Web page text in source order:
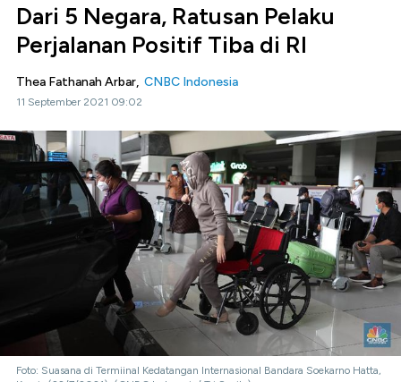
Dari 5 Negara, Ratusan Pelaku
Perjalanan Positif Tiba di RI
Thea Fathanah Arbar, CNBC Indonesia
11 September 2021 09:02
Foto: Suasana di Termiinal Kedatangan Internasional Bandara Soekarno Hatta,